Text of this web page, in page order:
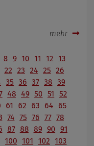
mehr
8 9 10 11 12 13
22 23 24 25 26
35 36 37 38 39
48 49 50 51
52
61 62 63 64
65
74 75 76 77 78
87 88 89 90 91
100 101 102 103